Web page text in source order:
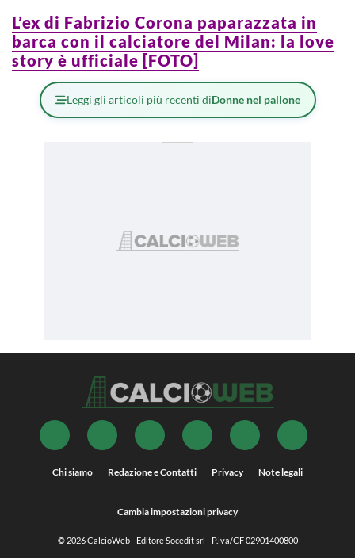
L’ex di Fabrizio Corona paparazzata in
barca con il calciatore del Milan: la love
story è ufficiale [FOTO]
Leggi gli articoli più recenti diDonne nel pallone
Chi siamo Redazione e Contatti Privacy Note legali
Cambia impostazioni privacy
© 2026CalcioWeb- Editore Socedit srl - P.iva/CF 02901400800